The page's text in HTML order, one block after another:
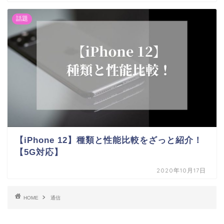
話題
【iPhone 12】種類と性能比較をざっと紹介！
【5G対応】
2020年10月17日
HOME 通信